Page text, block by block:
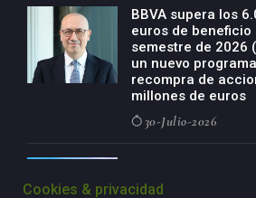
BBVA supera los
euros de beneficio
semestre de 2026
un nuevo
recompra de
millones de euros
30-Julio-2026
negocio agro con
Cookies & privacidad